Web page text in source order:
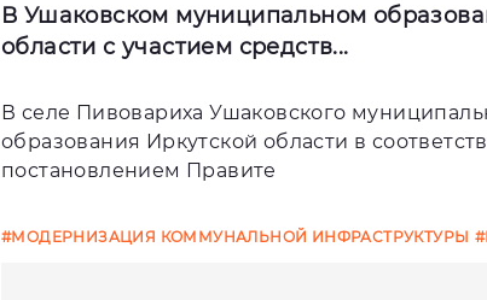
В Ушаковском муниципальном
области с участием средств...
В селе Пивовариха Ушаковского
образования Иркутской области в
постановлением Правите
#МОДЕРНИЗАЦИЯ КОММУНАЛЬНОЙ ИНФРАСТРУКТУРЫ